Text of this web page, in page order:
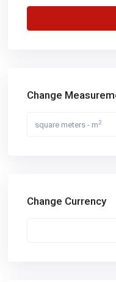
Change
square meters - m2
Change Currency